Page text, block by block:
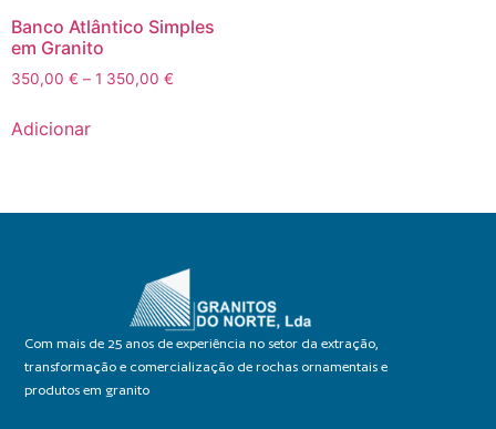
Banco Atlântico Simples
em Granito
350,00 € – 1 350,00 €
Adicionar
Com mais de 25 anos de experiência no setor da extração,
transformação e comercialização de rochas ornamentais e
produtos em granito